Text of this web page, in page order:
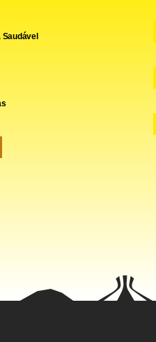
Saudável